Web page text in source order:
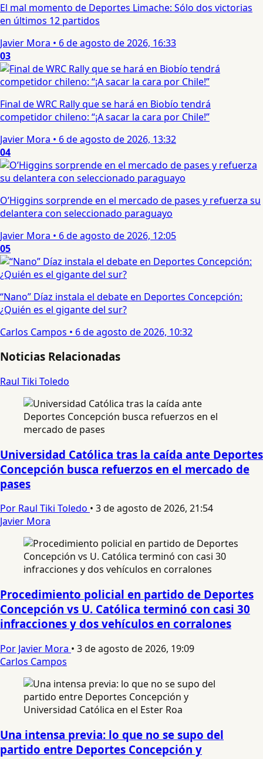
El mal momento de Deportes Limache: Sólo dos victorias
en últimos 12 partidos
Javier Mora • 6 de agosto de 2026, 16:33
03
Final de WRC Rally que se hará en Biobío tendrá
competidor chileno: “¡A sacar la cara por Chile!”
Javier Mora • 6 de agosto de 2026, 13:32
04
O’Higgins sorprende en el mercado de pases y refuerza su
delantera con seleccionado paraguayo
Javier Mora • 6 de agosto de 2026, 12:05
05
“Nano” Díaz instala el debate en Deportes Concepción:
¿Quién es el gigante del sur?
Carlos Campos • 6 de agosto de 2026, 10:32
Noticias Relacionadas
Raul Tiki Toledo
Universidad Católica tras la caída ante Deportes
Concepción busca refuerzos en el mercado de
pases
Por Raul Tiki Toledo • 3 de agosto de 2026, 21:54
Javier Mora
Procedimiento policial en partido de Deportes
Concepción vs U. Católica terminó con casi 30
infracciones y dos vehículos en corralones
Por Javier Mora • 3 de agosto de 2026, 19:09
Carlos Campos
Una intensa previa: lo que no se supo del
partido entre Deportes Concepción y